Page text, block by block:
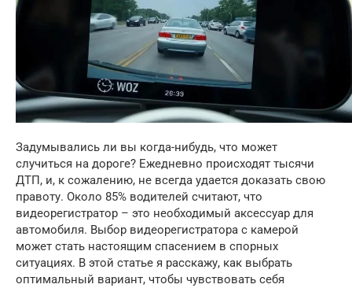
Задумывались ли вы когда-нибудь, что может
случиться на дороге? Ежедневно происходят тысячи
ДТП, и, к сожалению, не всегда удается доказать свою
правоту. Около 85% водителей считают, что
видеорегистратор – это необходимый аксессуар для
автомобиля. Выбор видеорегистратора с камерой
может стать настоящим спасением в спорных
ситуациях. В этой статье я расскажу, как выбрать
оптимальный вариант, чтобы чувствовать себя